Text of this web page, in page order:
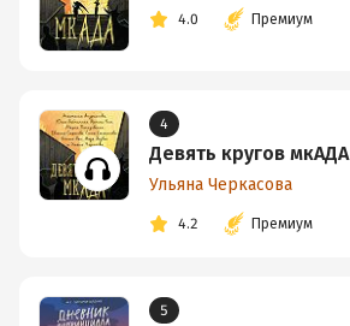
4.0 Премиум
4
Девять кругов мкАДА
Ульяна Черкасова
4.2 Премиум
5